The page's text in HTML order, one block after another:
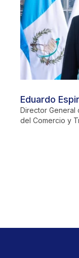
Eduardo
Director General
del Comercio y